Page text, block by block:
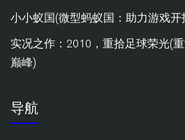
小小蚁国(微型蚂蚁国：助力游戏开
实况之作：2010，重拾足球荣光(
巅峰)
导航